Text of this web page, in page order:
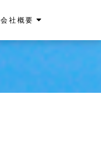
会社概要